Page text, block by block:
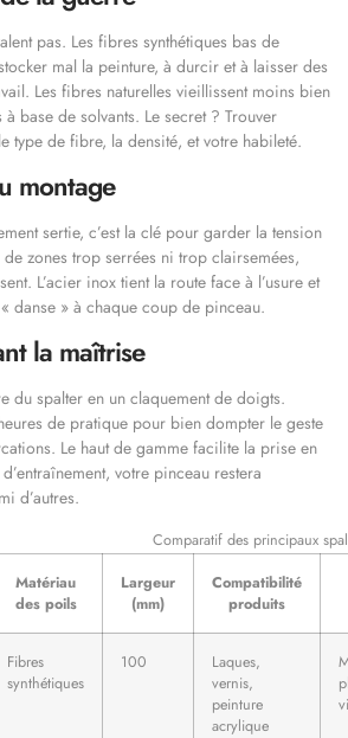
pas. Les fibres synthétiques bas de
mal la peinture, à durcir et à laisser des
Les fibres naturelles vieillissent moins bien
base de solvants. Le secret ? Trouver
type de fibre, la densité, et votre habileté.
montage
sertie, c’est la clé pour garder la tension
zones trop serrées ni trop clairsemées,
L’acier inox tient la route face à l’usure et
danse » à chaque coup de pinceau.
la maîtrise
du spalter en un claquement de doigts.
de pratique pour bien dompter le geste
Le haut de gamme facilite la prise en
votre pinceau restera
d’autres.
Comparatif des principaux
Matériau
des poils
Largeur
(mm)
Compatibilité
produits
Fibres
synthétiques
100
Laques,
vernis,
peinture
acrylique